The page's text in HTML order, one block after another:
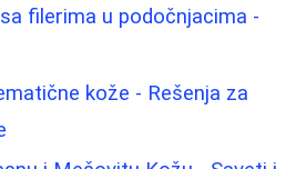
filerima u podočnjacima -
kože - Rešenja za